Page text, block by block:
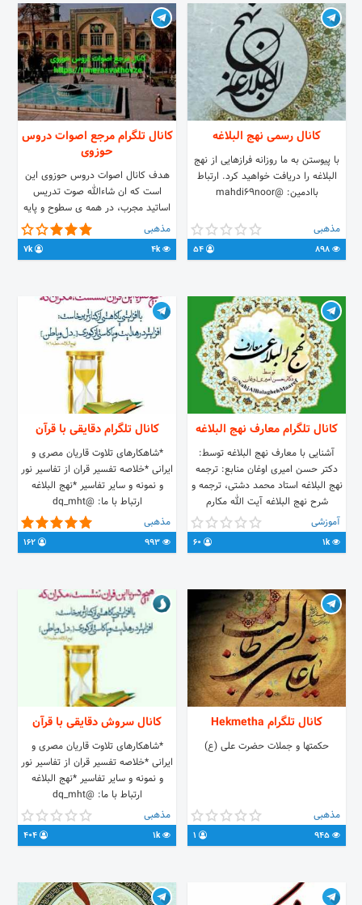
کانال رسمی نهج البلاغه
با پیوستن به ما روزانه فرازهایی از نهج
البلاغه را دریافت خواهید کرد. ارتباط
باادمین: @mahdi69noor
مذهبی
کانال تلگرام مرجع اصوات دروس
حوزوی
هدف کانال اصوات دروس حوزوی این
است که ان شاءالله صوت تدریس
اساتید مجرب، در همه ی سطوح و پایه
های حوزه علمیه، به اشتراک گذاشته
شود. ارتباط با ادمین:
https://t.me/mohamadbakhshi1
مذهبی
4k
7k
کانال تلگرام معارف نهج البلاغه
آشنایی با معارف نهج البلاغه توسط:
دکتر حسن امیری اوغان منابع: ترجمه
نهج البلاغه استاد محمد دشتی، ترجمه و
شرح نهج البلاغه آیت الله مکارم
شیرازی، فایل های صوتی محصولات
گروه صباپ و موسسه فرهنگی صافات
لینک های مرتبط
@HolyQuranConcepts
آموزشی
1k
کانال تلگرام دقایقی با قرآن
*شاهکارهای تلاوت قاریان مصری و
ایرانی *خلاصه تفسیر قران از تفاسیر نور
و نمونه و سایر تفاسیر *نهج البلاغه
ارتباط با ما: @dq_mht
مذهبی
کانال تلگرام Hekmetha
حکمتها و جملات حضرت علی (ع)
مذهبی
کانال سروش دقایقی با قرآن
*شاهکارهای تلاوت قاریان مصری و
ایرانی *خلاصه تفسیر قران از تفاسیر نور
و نمونه و سایر تفاسیر *نهج البلاغه
ارتباط با ما: @dq_mht
مذهبی
1k